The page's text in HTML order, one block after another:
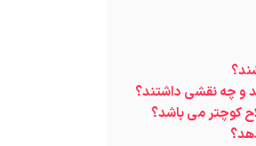
و چه نقشی داشتند؟
کوچتر می باشد؟